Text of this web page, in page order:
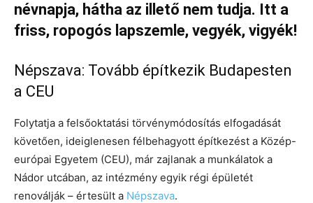
névnapja, hátha az illető nem tudja. Itt a
friss, ropogós lapszemle, vegyék, vigyék!
Népszava: Tovább építkezik Budapesten
a CEU
Folytatja a felsőoktatási törvénymódosítás elfogadását
követően, ideiglenesen félbehagyott építkezést a Közép-
európai Egyetem (CEU), már zajlanak a munkálatok a
Nádor utcában, az intézmény egyik régi épületét
renoválják – értesült a Népszava.